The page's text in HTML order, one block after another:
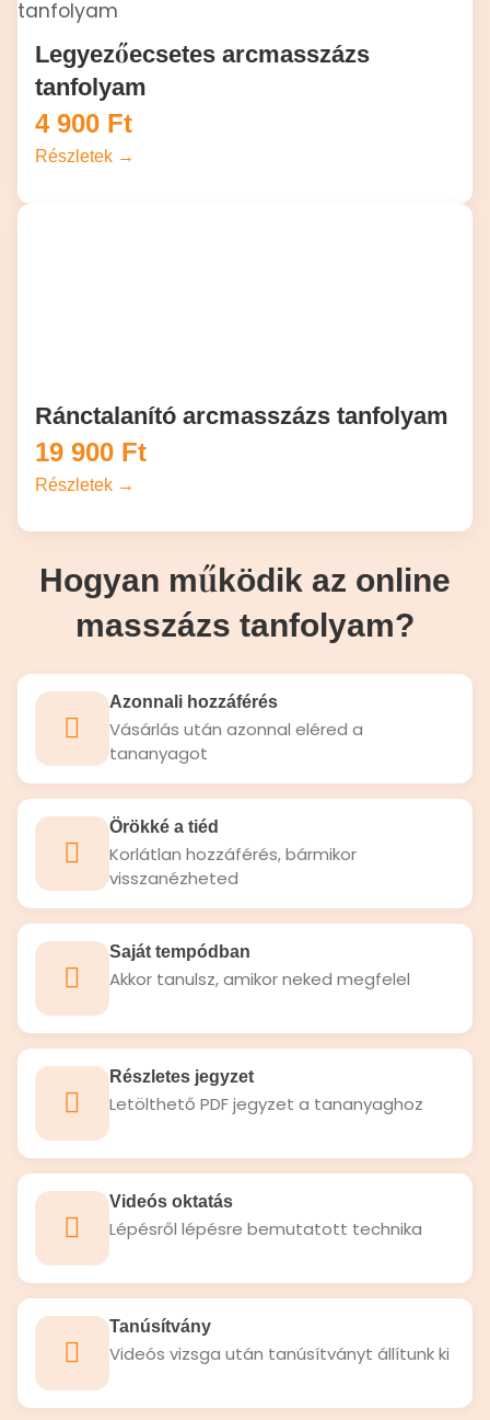
Legyezőecsetes arcmasszázs
tanfolyam
4 900 Ft
Részletek →
Ránctalanító arcmasszázs tanfolyam
19 900 Ft
Részletek →
Hogyan működik az online
masszázs tanfolyam?
Azonnali hozzáférés
Vásárlás után azonnal eléred a
tananyagot
Örökké a tiéd
Korlátlan hozzáférés, bármikor
visszanézheted
Saját tempódban
Akkor tanulsz, amikor neked megfelel
Részletes jegyzet
Letölthető PDF jegyzet a tananyaghoz
Videós oktatás
Lépésről lépésre bemutatott technika
Tanúsítvány
Videós vizsga után tanúsítványt állítunk ki